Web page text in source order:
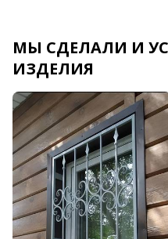
МЫ СДЕЛАЛИ И
ИЗДЕЛИЯ